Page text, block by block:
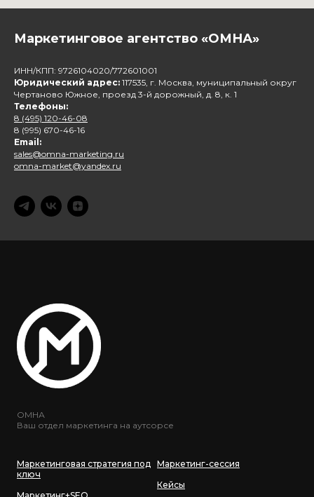
Маркетинговое агентство «ОМНА»
ИНН/КПП: 9726104020/772601001
Юридический адрес: 117535, г. Москва, муниципальный округ
Чертаново Южное, проезд 3-й дорожный, д. 8, к. 1
Телефоны:
8 (495) 120-46-08
8 (995) 670-46-16
Email:
sales@omna-marketing.ru
omna-market@yandex.ru
ОМНА
Ваш отдел маркетинга на аутсорсе
Маркетинговая стратегия под
ключ
Маркетинг-сессия
Кейсы